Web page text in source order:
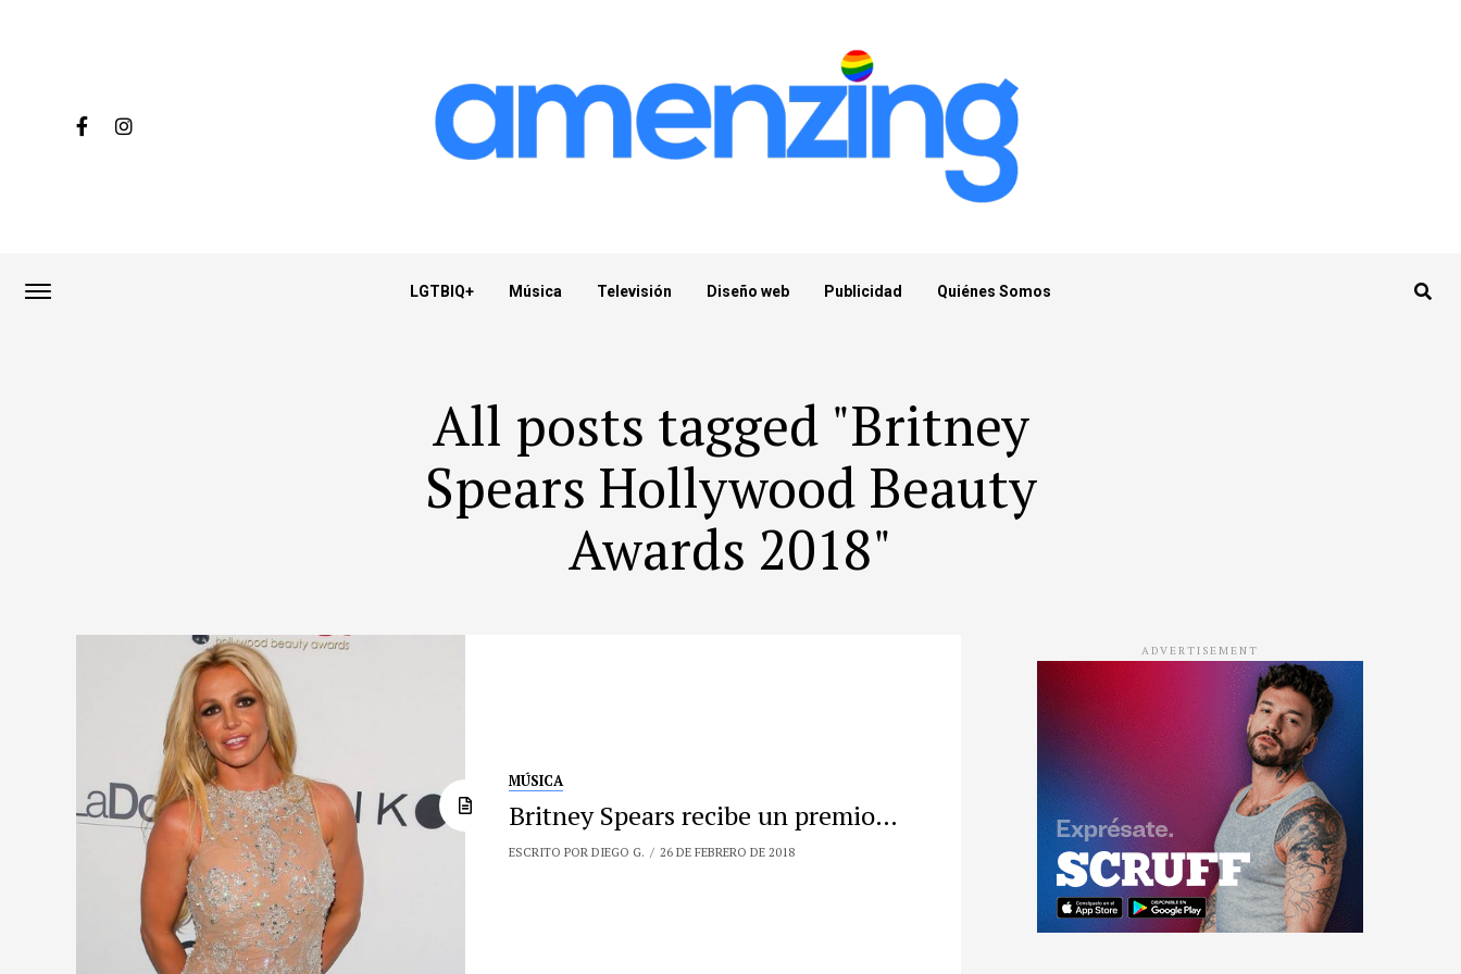
LGTBIQ+ Música Televisión Diseño web Publicidad Quiénes Somos
All posts tagged "Britney
Spears Hollywood Beauty
Awards 2018"
MÚSICA
Britney Spears recibe un premio…
ESCRITO POR DIEGO G. 26 DE FEBRERO DE 2018
ADVERTISEMENT